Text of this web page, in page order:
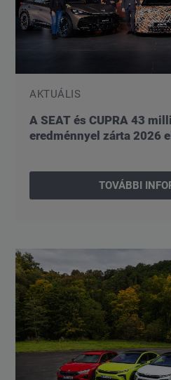
AKTUÁLIS
A SEAT és CUPRA 43
eredménnyel zárta 2026
TOVÁBBI